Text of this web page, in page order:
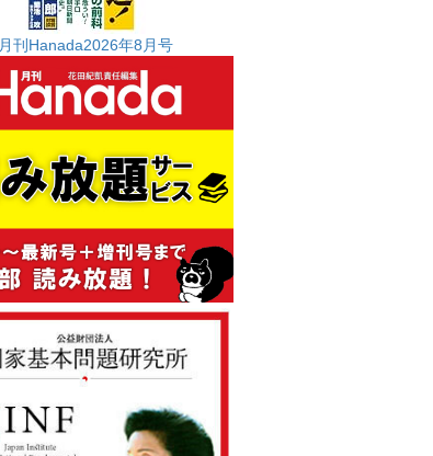
月刊Hanada2026年8月号